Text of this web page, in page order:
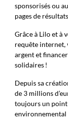
sponsorisés ou
pages de
Grâce à Lilo et à
requête internet,
argent et
solidaires !
Depuis sa
de 3 millions
toujours un